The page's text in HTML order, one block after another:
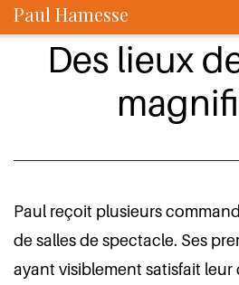
Paul Hamesse
Des lieux
Paul reçoit plusieurs
de salles de spectacle. Ses
ayant visiblement satisfait leur